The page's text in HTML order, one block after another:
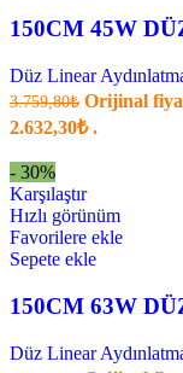
150CM 45W
Düz Linear
3.759,80₺ Orijinal
2.632,30₺ .
- 30%
Karşılaştır
Hızlı görünüm
Favorilere ekle
Sepete ekle
150CM 63W
Düz Linear